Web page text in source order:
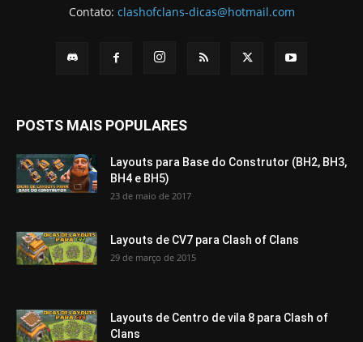
Contato: clashofclans-dicas@hotmail.com
POSTS MAIS POPULARES
Layouts para Base do Construtor (BH2, BH3,
BH4 e BH5)
23 de maio de 2017
Layouts de CV7 para Clash of Clans
29 de março de 2015
Layouts de Centro de vila 8 para Clash of
Clans